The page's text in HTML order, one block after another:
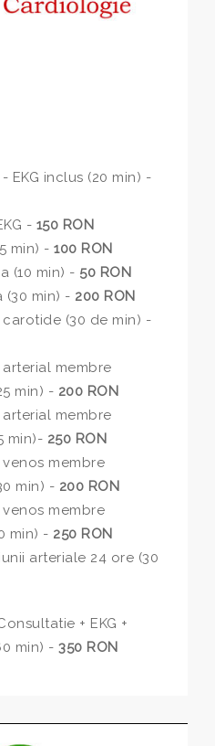
EKG inclus (20 min) -
- 150 RON
min) - 100 RON
(10 min) - 50 RON
min) - 200 RON
(30 de min) -
membre
min) - 200 RON
membre
min)- 250 RON
membre
min) - 200 RON
membre
min) - 250 RON
arteriale 24 ore (30
+ EKG +
min) - 350 RON